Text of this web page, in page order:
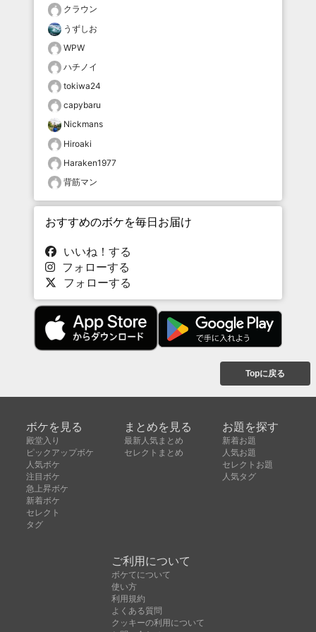
クラウン
うずしお
WPW
ハチノイ
tokiwa24
capybaru
Nickmans
Hiroaki
Haraken1977
背筋マン
おすすめのボケを毎日お届け
いいね！する
フォローする
フォローする
Topに戻る
ボケを見る
殿堂入り
ピックアップボケ
人気ボケ
注目ボケ
急上昇ボケ
新着ボケ
セレクト
タグ
まとめを見る
最新人気まとめ
セレクトまとめ
お題を探す
新着お題
人気お題
セレクトお題
人気タグ
ご利用について
ボケてについて
使い方
利用規約
よくある質問
クッキーの利用について